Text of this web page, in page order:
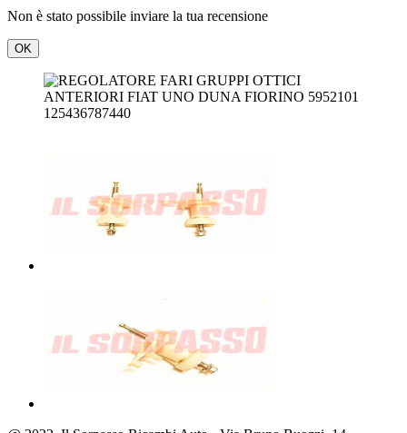
Non è stato possibile inviare la tua recensione
OK
125436787440